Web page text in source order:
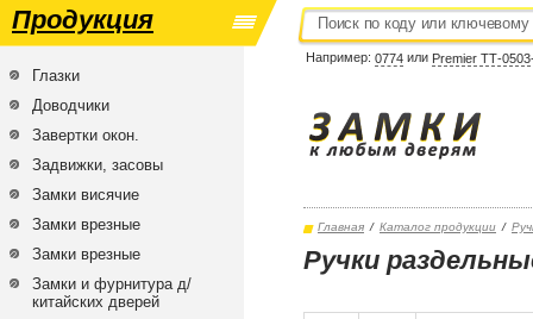
Продукция
Например: 0774 или Premier ТТ-
Глазки
Доводчики
Завертки окон.
Задвижки, засовы
Замки висячие
Замки врезные
Замки врезные
Замки и фурнитура д/
китайских дверей
Главная / Каталог продукции /
Ручки